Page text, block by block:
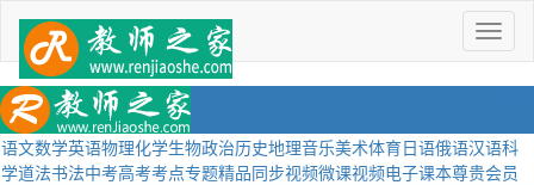
菜
单
语文数学英语物理化学生物政治历史地理音乐美术体育日语俄语汉语科
学道法书法中考高考考点专题精品同步视频微课视频电子课本尊贵会员